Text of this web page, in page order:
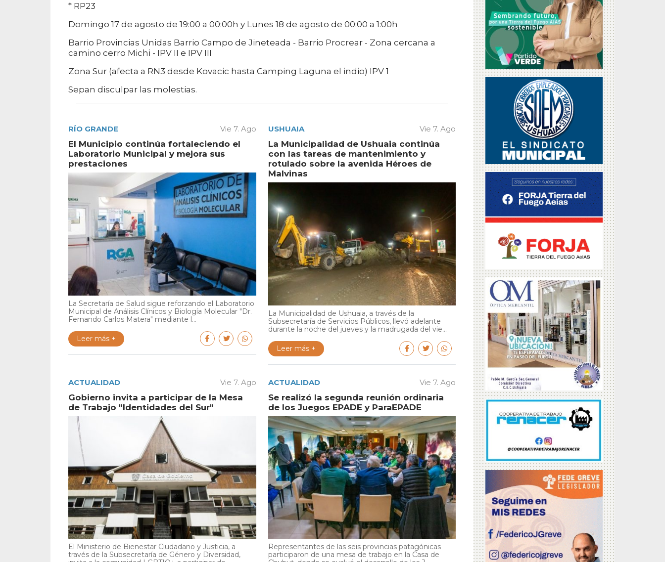
* RP23
Domingo 17 de agosto de 19:00 a 00:00h y Lunes 18 de agosto de 00:00 a 1:00h
Barrio Provincias Unidas Barrio Campo de Jineteada - Barrio Procrear - Zona cercana a
camino cerro Michi - IPV II e IPV III
Zona Sur (afecta a RN3 desde Kovacic hasta Camping Laguna el indio) IPV 1
Sepan disculpar las molestias.
RÍO GRANDE Vie 7. Ago
El Municipio continúa fortaleciendo el
Laboratorio Municipal y mejora sus
prestaciones
La Secretaría de Salud sigue reforzando el Laboratorio
Municipal de Análisis Clínicos y Biología Molecular "Dr.
Fernando Carlos Matera" mediante l...
Leer más +
USHUAIA Vie 7. Ago
La Municipalidad de Ushuaia continúa
con las tareas de mantenimiento y
rotulado sobre la avenida Héroes de
Malvinas
La Municipalidad de Ushuaia, a través de la
Subsecretaría de Servicios Públicos, llevó adelante
durante la noche del jueves y la madrugada del vie...
Leer más +
ACTUALIDAD Vie 7. Ago
Gobierno invita a participar de la Mesa
de Trabajo "Identidades del Sur"
El Ministerio de Bienestar Ciudadano y Justicia, a
través de la Subsecretaría de Género y Diversidad,
ACTUALIDAD Vie 7. Ago
Se realizó la segunda reunión ordinaria
de los Juegos EPADE y ParaEPADE
Representantes de las seis provincias patagónicas
participaron de una mesa de trabajo en la Casa de